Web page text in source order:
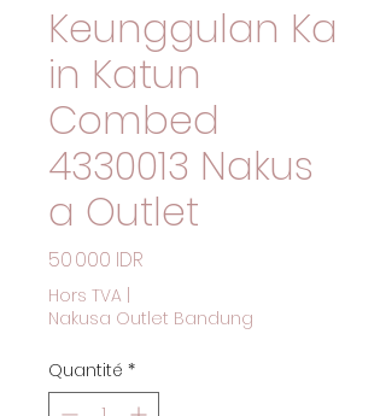
Keunggulan Ka
in Katun
Combed
4330013 Nakus
a Outlet
50 000 IDR
Hors TVA
Nakusa Outlet Bandung
Quantité *